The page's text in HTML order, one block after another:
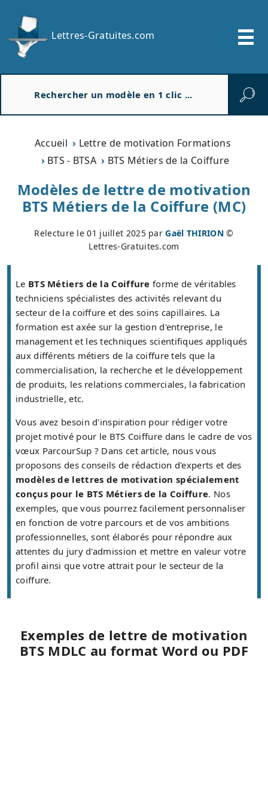
Lettres-Gratuites.com
Accueil
Lettre de motivation Formations
BTS - BTSA
BTS Métiers de la Coiffure
Modèles de lettre de motivation
BTS Métiers de la Coiffure (MC)
Relecture le01 juillet 2025parGaël THIRION©
Lettres-Gratuites.com
Le BTS Métiers de la Coiffure forme de véritables
techniciens spécialistes des activités relevant du
secteur de la coiffure et des soins capillaires. La
formation est axée sur la gestion d'entreprise, le
management et les techniques scientifiques appliqués
aux différents métiers de la coiffure tels que la
commercialisation, la recherche et le développement
de produits, les relations commerciales, la fabrication
industrielle, etc.
Vous avez besoin d'inspiration pour rédiger votre
projet motivé pour le BTS Coiffure dans le cadre de vos
vœux ParcourSup ? Dans cet article, nous vous
proposons des conseils de rédaction d'experts et des
modèles de lettres de motivation spécialement
conçus pour le BTS Métiers de la Coiffure. Nos
exemples, que vous pourrez facilement personnaliser
en fonction de votre parcours et de vos ambitions
professionnelles, sont élaborés pour répondre aux
attentes du jury d'admission et mettre en valeur votre
profil ainsi que votre attrait pour le secteur de la
coiffure.
Exemples de lettre de motivation
BTS MDLC au format Word ou PDF